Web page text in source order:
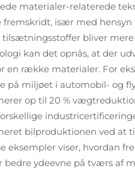
materialer-relaterede
fremskridt, især med
bliver
kan det opnås, at der
en række materialer. For
på miljøet i automobil- og
op til 20 %
bilproduktionen ved at
eksempler viser, hvordan
ydeevne på tværs af